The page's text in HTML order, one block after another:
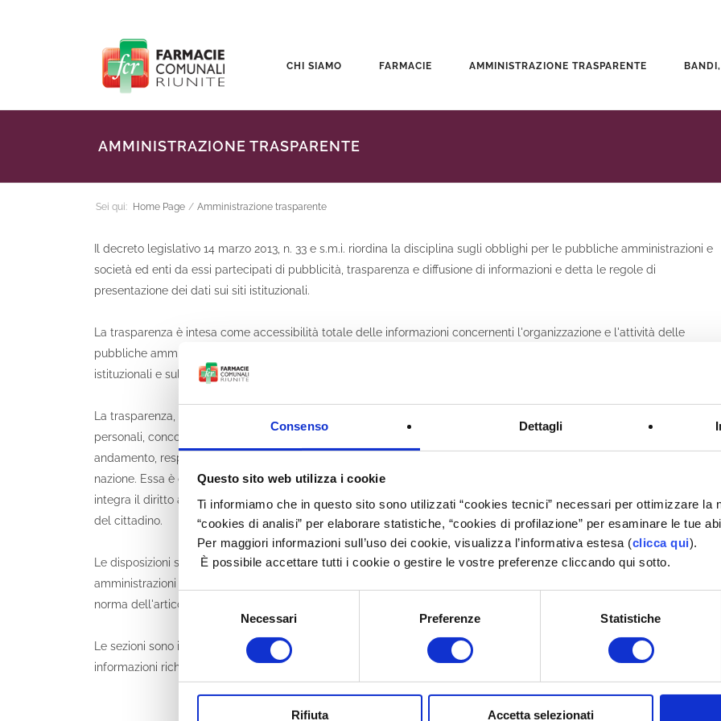
Consenso Dettagli
Questo sito web utilizza i cookie
Ti informiamo che in questo sito sono utilizzati “cookies tecnici” necessari per ottimizzare la
“cookies di analisi” per elaborare statistiche, “cookies di profilazione” per esaminare le tue
Per maggiori informazioni sull’uso dei cookie, visualizza l’informativa estesa (clicca qui).
È possibile accettare tutti i cookie o gestire le vostre preferenze cliccando qui sotto.
consenso
Necessari Preferenze Statistiche
Rifiuta Accetta selezionati
CHI SIAMO FARMACIE AMMINISTRAZIONE TRASPARENTE
AMMINISTRAZIONE TRASPARENTE
Sei qui: Home Page / Amministrazione trasparente
Il decreto legislativo 14 marzo 2013, n. 33 e s.m.i. riordina la disciplina sugli obblighi per le pubbliche amministrazioni e
società ed enti da essi partecipati di pubblicità, trasparenza e diffusione di informazioni e detta le regole di
presentazione dei dati sui siti istituzionali.
La trasparenza è intesa come accessibilità totale delle informazioni concernenti l'organizzazione e l'attività delle
pubbliche amministrazioni, allo scopo di favorire forme diffuse di controllo sul perseguimento delle funzioni
istituzionali e sull'utilizzo delle risorse pubbliche.
La trasparenza, nel rispetto delle disposizioni sul segreto di Stato, d'ufficio, e statistico e di protezione dei dati
personali, concorre ad attuare il principio democratico e i principi costituzionali di eguaglianza, di imparzialità, buon
andamento, responsabilità, efficacia ed efficienza nell'utilizzo di risorse pubbliche, integrità e lealtà nel servizio alla
nazione. Essa è condizione di garanzia delle libertà individuali e collettive, nonché dei diritti civili, politici e sociali,
integra il diritto ad una buona amministrazione e concorre alla realizzazione di una amministrazione aperta, al servizio
del cittadino.
Le disposizioni sulla trasparenza contribuiscono a definire il livello essenziale delle prestazioni erogate dalle
amministrazioni pubbliche anche ai fini di prevenzione e contrasto della corruzione e della cattiva amministrazione, a
norma dell'articolo 117, secondo comma, lettera m), della Costituzione.
Le sezioni sono in costante aggiornamento in relazione alla produzione, da parte degli uffici competenti, delle
informazioni richieste.